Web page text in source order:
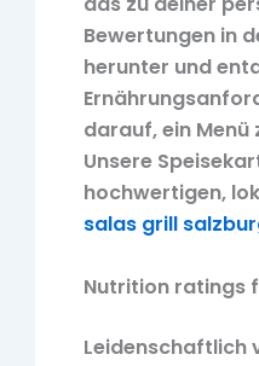
Bewertungen in
herunter und
darauf, ein
Unsere
hochwertigen,
salas grill
Nutrition ratings
Leidenschaftlich